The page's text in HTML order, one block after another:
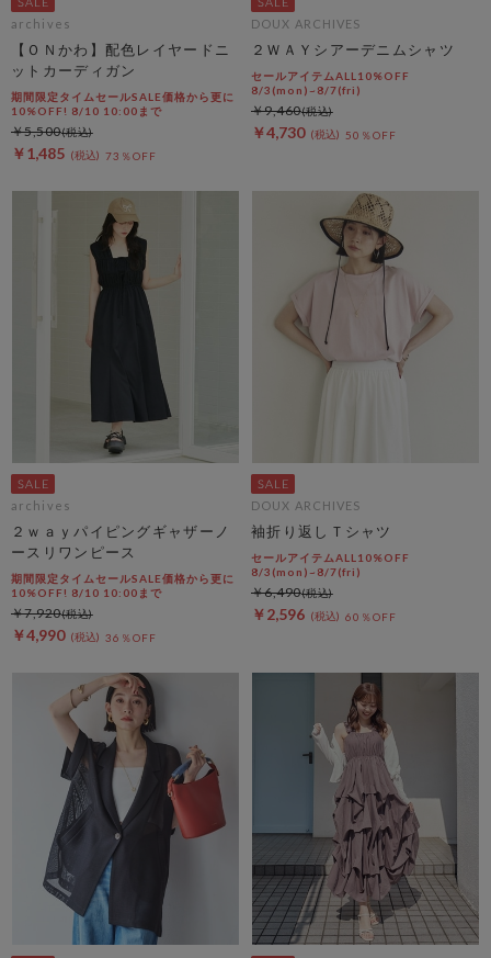
archives
【ＯＮかわ】配色レイヤードニ
ットカーディガン
期間限定タイムセールSALE価格から更に
10%OFF! 8/10 10:00まで
￥1,485 73％OFF
￥5,500
DOUX ARCHIVES
２ＷＡＹシアーデニムシャツ
セールアイテムALL10%OFF
8/3(mon)~8/7(fri)
￥4,730 50％OFF
￥9,460
archives
２ｗａｙパイピングギャザーノ
ースリワンピース
期間限定タイムセールSALE価格から更に
10%OFF! 8/10 10:00まで
￥4,990 36％OFF
￥7,920
DOUX ARCHIVES
袖折り返しＴシャツ
セールアイテムALL10%OFF
8/3(mon)~8/7(fri)
￥2,596 60％OFF
￥6,490